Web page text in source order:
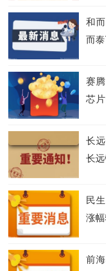
和
而
赛
芯
长
长
民
涨
前